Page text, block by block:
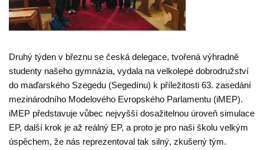
Druhý týden v březnu se česká delegace, tvořená výhradně
studenty našeho gymnázia, vydala na velkolepé dobrodružství
do maďarského Szegedu (Segedínu) k příležitosti 63. zasedání
mezinárodního Modelového Evropského Parlamentu (iMEP).
iMEP představuje vůbec nejvyšší dosažitelnou úroveň simulace
EP, další krok je až reálný EP, a proto je pro naši školu velkým
úspěchem, že nás reprezentoval tak silný, zkušený tým.